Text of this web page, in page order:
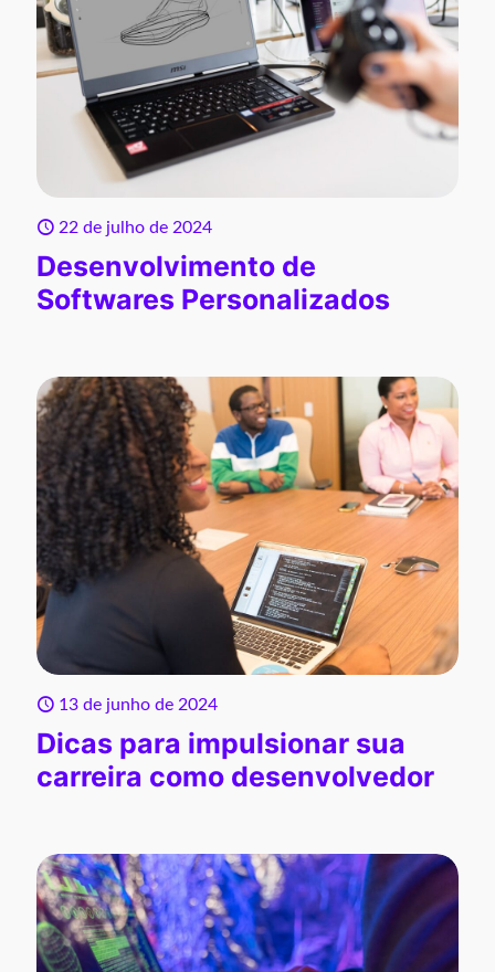
22 de julho de 2024
Desenvolvimento de
Softwares Personalizados
13 de junho de 2024
Dicas para impulsionar sua
carreira como desenvolvedor